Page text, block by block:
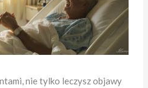
nie tylko leczysz objawy